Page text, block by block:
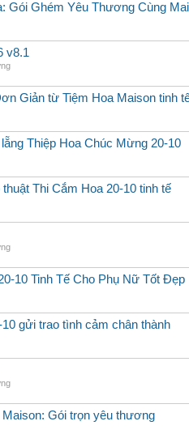
Gói Ghém Yêu Thương Cùng
v8.1
Giản từ Tiệm Hoa Maison tinh
Thiệp Hoa Chúc Mừng 20-10
Thi Cắm Hoa 20-10 tinh tế
10 Tinh Tế Cho Phụ Nữ Tốt Đẹp
gửi trao tình cảm chân thành
Gói trọn yêu thương